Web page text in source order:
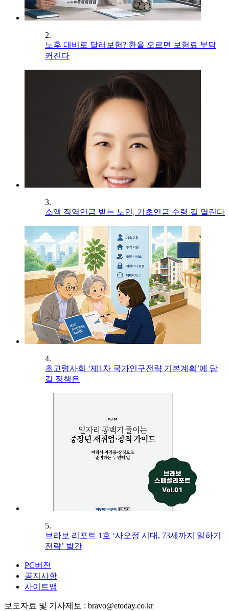
2.
노후 대비로 달러보험? 환율 오르면 보험료 부담
커진다
3.
소액 직역연금 받는 노인, 기초연금 수령 길 열린다
4.
초고령사회 ‘제1차 국가인구전략 기본계획’에 담
길 정책은
5.
브라보 리포트 1호 ‘사오정 시대, 73세까지 일하기
전략’ 발간
PC버전
공지사항
사이트맵
보도자료 및 기사제보 : bravo@etoday.co.kr